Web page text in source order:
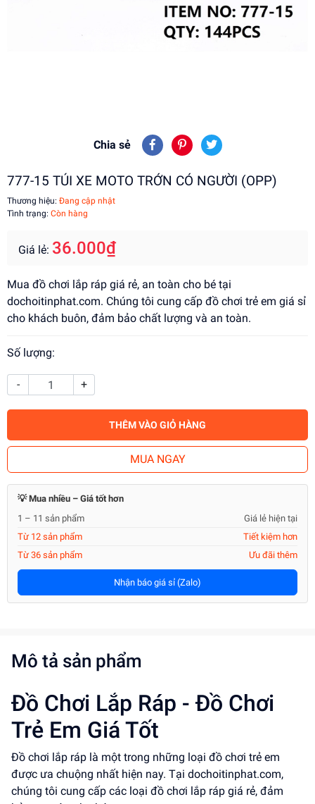
Chia sẻ
777-15 TÚI XE MOTO TRỚN CÓ NGƯỜI (OPP)
Thương hiệu: Đang cập nhật
Tình trạng: Còn hàng
Giá lẻ: 36.000₫
Mua đồ chơi lắp ráp giá rẻ, an toàn cho bé tại
dochoitinphat.com. Chúng tôi cung cấp đồ chơi trẻ em giá sỉ
cho khách buôn, đảm bảo chất lượng và an toàn.
Số lượng:
- +
THÊM VÀO GIỎ HÀNG
MUA NGAY
💡 Mua nhiều – Giá tốt hơn
1 – 11 sản phẩm
Giá lẻ hiện tại
Từ 12 sản phẩm
Tiết kiệm hơn
Từ 36 sản phẩm
Ưu đãi thêm
Nhận báo giá sỉ (Zalo)
Mô tả sản phẩm
Đồ Chơi Lắp Ráp - Đồ Chơi
Trẻ Em Giá Tốt
Đồ chơi lắp ráp là một trong những loại đồ chơi trẻ em
được ưa chuộng nhất hiện nay. Tại dochoitinphat.com,
chúng tôi cung cấp các loại đồ chơi lắp ráp giá rẻ, đảm